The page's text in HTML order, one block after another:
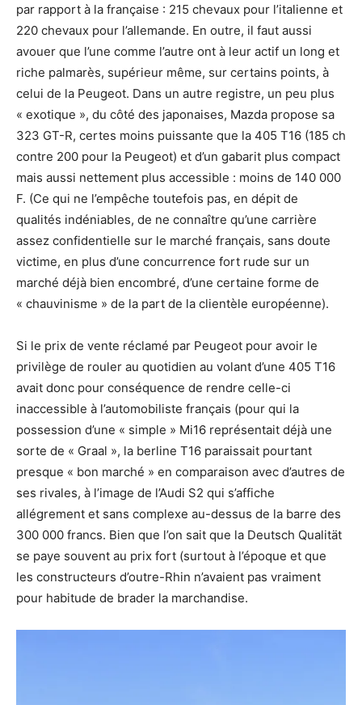
par rapport à la française : 215 chevaux pour l’italienne et
220 chevaux pour l’allemande. En outre, il faut aussi
avouer que l’une comme l’autre ont à leur actif un long et
riche palmarès, supérieur même, sur certains points, à
celui de la Peugeot. Dans un autre registre, un peu plus
« exotique », du côté des japonaises, Mazda propose sa
323 GT-R, certes moins puissante que la 405 T16 (185 ch
contre 200 pour la Peugeot) et d’un gabarit plus compact
mais aussi nettement plus accessible : moins de 140 000
F. (Ce qui ne l’empêche toutefois pas, en dépit de
qualités indéniables, de ne connaître qu’une carrière
assez confidentielle sur le marché français, sans doute
victime, en plus d’une concurrence fort rude sur un
marché déjà bien encombré, d’une certaine forme de
« chauvinisme » de la part de la clientèle européenne).
Si le prix de vente réclamé par Peugeot pour avoir le
privilège de rouler au quotidien au volant d’une 405 T16
avait donc pour conséquence de rendre celle-ci
inaccessible à l’automobiliste français (pour qui la
possession d’une « simple » Mi16 représentait déjà une
sorte de « Graal », la berline T16 paraissait pourtant
presque « bon marché » en comparaison avec d’autres de
ses rivales, à l’image de l’Audi S2 qui s’affiche
allégrement et sans complexe au-dessus de la barre des
300 000 francs. Bien que l’on sait que la Deutsch Qualität
se paye souvent au prix fort (surtout à l’époque et que
les constructeurs d’outre-Rhin n’avaient pas vraiment
pour habitude de brader la marchandise.